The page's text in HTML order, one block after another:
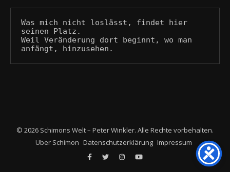
Was mich nicht loslässt, findet hier
seinen Platz.
Weil Veränderung dort beginnt, wo man
anfängt, hinzusehen.
© 2026 Schimons Welt – Peter Winkler. Alle Rechte vorbehalten.
Über Schimon Datenschutzerklärung Impressum